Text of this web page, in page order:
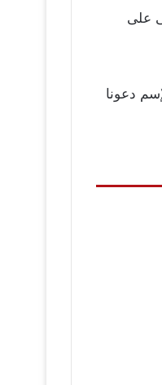
على
دعونا